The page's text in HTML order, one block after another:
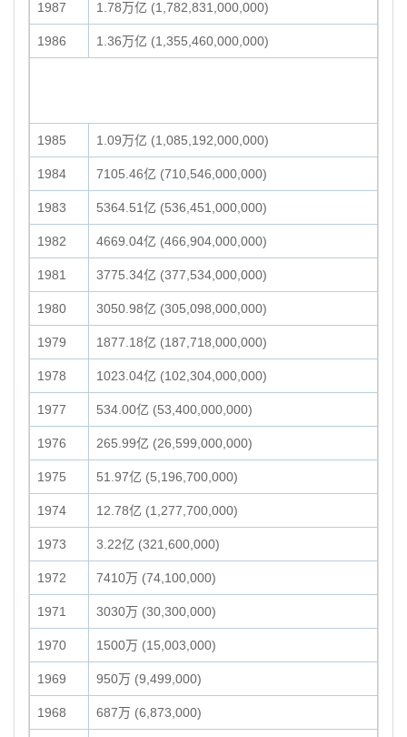
1987 1.78万亿 (1,782,831,000,000)
1986 1.36万亿 (1,355,460,000,000)
1985 1.09万亿 (1,085,192,000,000)
1984 7105.46亿 (710,546,000,000)
1983 5364.51亿 (536,451,000,000)
1982 4669.04亿 (466,904,000,000)
1981 3775.34亿 (377,534,000,000)
1980 3050.98亿 (305,098,000,000)
1979 1877.18亿 (187,718,000,000)
1978 1023.04亿 (102,304,000,000)
1977 534.00亿 (53,400,000,000)
1976 265.99亿 (26,599,000,000)
1975 51.97亿 (5,196,700,000)
1974 12.78亿 (1,277,700,000)
1973 3.22亿 (321,600,000)
1972 7410万 (74,100,000)
1971 3030万 (30,300,000)
1970 1500万 (15,003,000)
1969 950万 (9,499,000)
1968 687万 (6,873,000)